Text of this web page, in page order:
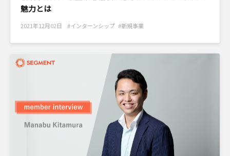
魅力とは
2021年12月02日 #インターンシップ #新規事業